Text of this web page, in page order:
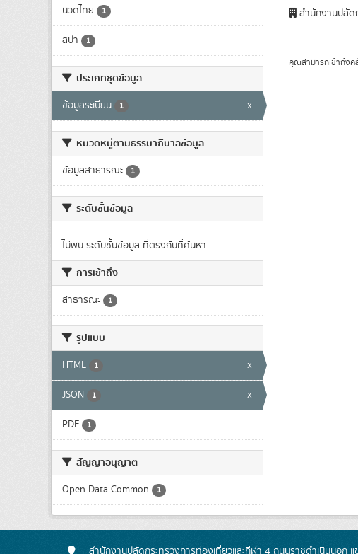
นวดไทย 1
สปา 1
ประเภทชุดข้อมูล
ข้อมูลระเบียน 1 x
หมวดหมู่ตามธรรมาภิบาลข้อมูล
ข้อมูลสาธารณะ 1
ระดับชั้นข้อมูล
ไม่พบ ระดับชั้นข้อมูล ที่ตรงกับที่ค้นหา
การเข้าถึง
สาธารณะ 1
รูปแบบ
HTML 1 x
JSON 1 x
PDF 1
สัญญาอนุญาต
Open Data Common 1
สำนักงานปลัด
คุณสามารถเข้าถึงค
สำนักงานปลัดกระทรวงการท่องเที่ยวและกีฬา 4 ถนนราชดำเนินนอก